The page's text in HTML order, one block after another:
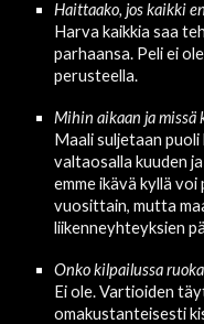
Haittaako, jos kaikki
Harva kaikkia saa
parhaansa. Peli ei
perusteella.
Mihin aikaan ja missä
Maali suljetaan
valtaosalla kuuden
emme ikävä kyllä
vuosittain, mutta
liikenneyhteyksien
Onko kilpailussa
Ei ole. Vartioiden
omakustanteisesti